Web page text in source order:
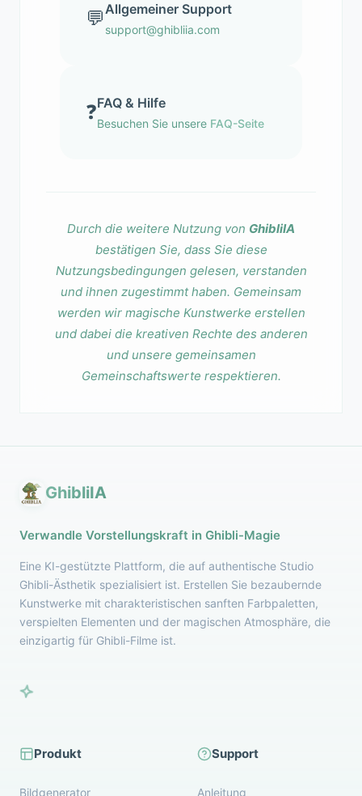
💬Allgemeiner Support
support@ghibliia.com
❓FAQ & Hilfe
Besuchen Sie unsere FAQ-Seite
Durch die weitere Nutzung von GhibliIA
bestätigen Sie, dass Sie diese
Nutzungsbedingungen gelesen, verstanden
und ihnen zugestimmt haben. Gemeinsam
werden wir magische Kunstwerke erstellen
und dabei die kreativen Rechte des anderen
und unsere gemeinsamen
Gemeinschaftswerte respektieren.
GhibliIA
Verwandle Vorstellungskraft in Ghibli-Magie
Eine KI-gestützte Plattform, die auf authentische Studio
Ghibli-Ästhetik spezialisiert ist. Erstellen Sie bezaubernde
Kunstwerke mit charakteristischen sanften Farbpaletten,
verspielten Elementen und der magischen Atmosphäre, die
einzigartig für Ghibli-Filme ist.
Produkt
Bildgenerator
Support
Anleitung